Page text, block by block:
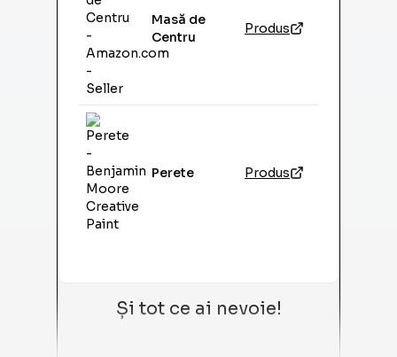
Masă de
Centru
Produs
Perete Produs
Și tot ce ai nevoie!